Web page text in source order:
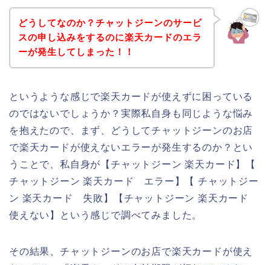
どうしてなのか？チャットジーンのサービ
スの申し込みをするのに楽天カードのエラ
ーが発生してしまった！！
というような感じで楽天カードが使えずに困っている
のではないでしょうか？実際私自身も同じような悩み
を抱えたので、まず、どうしてチャットジーンのお店
で楽天カードが使えないエラーが発生するのか？とい
うことで、私自身が【チャットジーン 楽天カード】【
チャットジーン 楽天カード エラー】【 チャットジー
ン 楽天カード 失敗】【チャットジーン 楽天カード
使えない】という感じで調べてみました。
その結果、チャットジーンのお店で楽天カードが使え